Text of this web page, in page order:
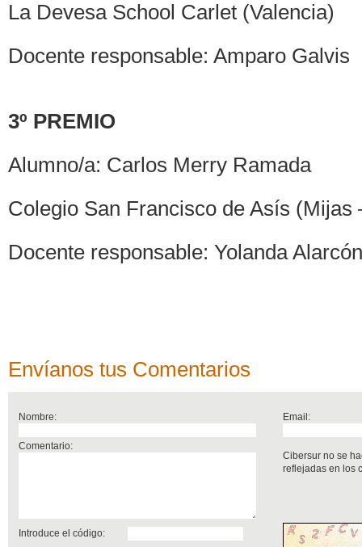
La Devesa School Carlet (Valencia)
Docente responsable: Amparo Galvis
3º PREMIO
Alumno/a: Carlos Merry Ramada
Colegio San Francisco de Asís (Mijas
Docente responsable: Yolanda
Envíanos tus Comentarios
Nombre: Email:
Comentario:
Cibersur no se
reflejadas en los
Introduce el código: